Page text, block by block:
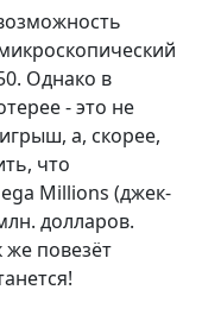
Однако в
- это не
а, скорее,
что
Millions (джек-
долларов.
повезёт